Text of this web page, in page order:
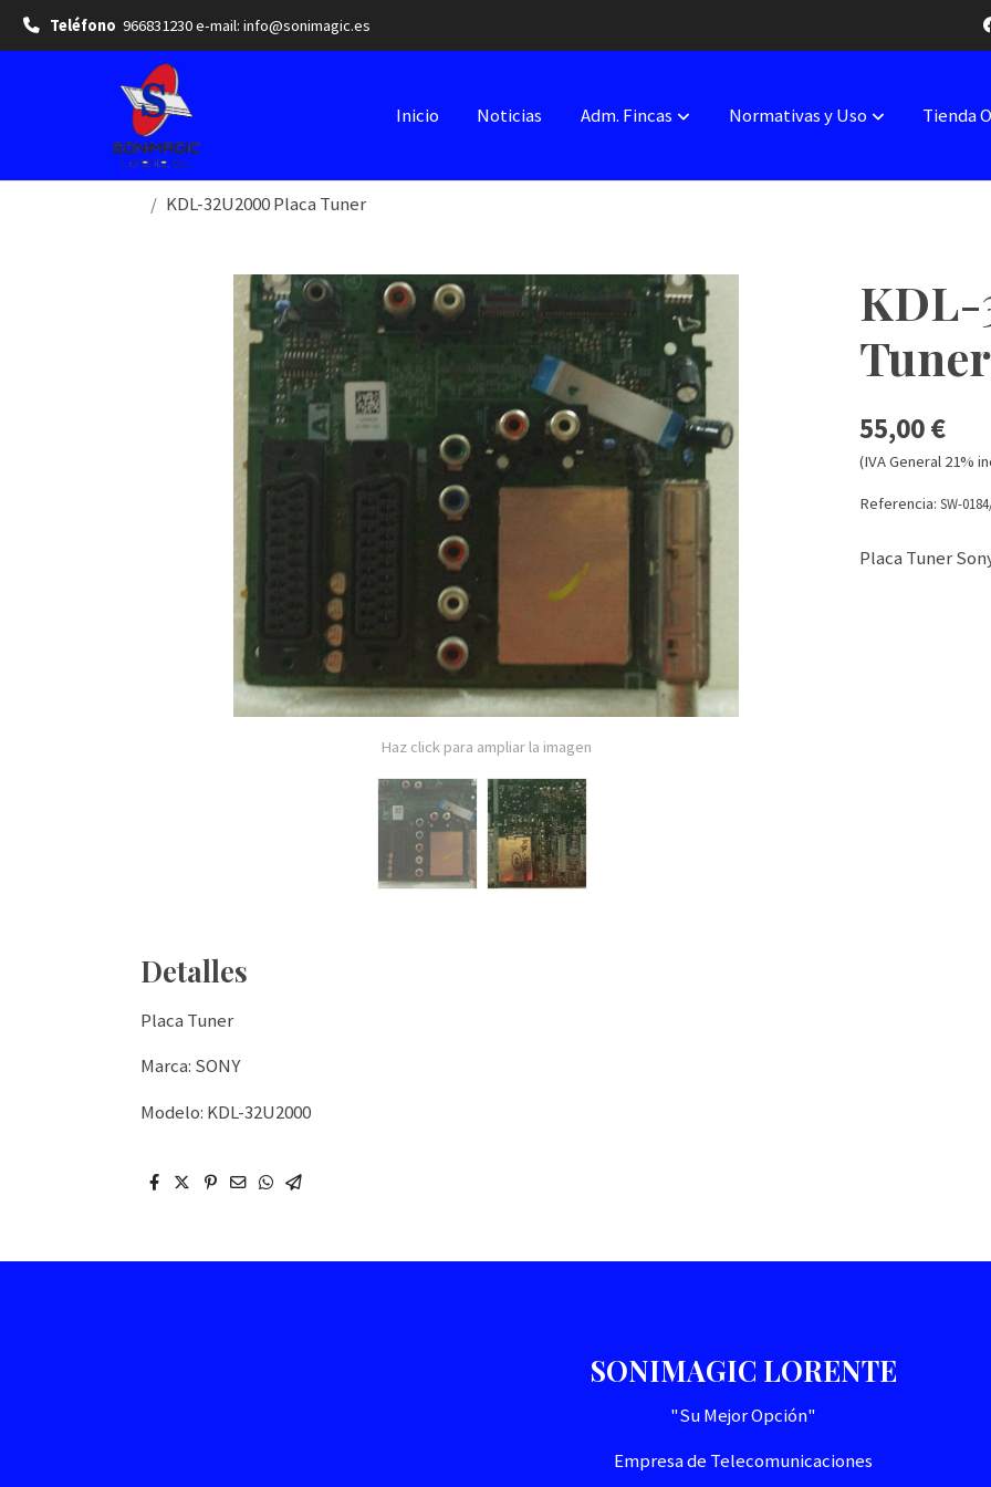
Teléfono 966831230 e-mail: info@sonimagic.es
Inicio Noticias Adm. Fincas Normativas y Uso Tienda
KDL-32U2000 Placa Tuner
Haz click para ampliar la imagen
Detalles
Placa Tuner
Marca: SONY
Modelo: KDL-32U2000
KDL-
Tuner
55,00 €
(IVA General 21%
Referencia:SW-
Placa Tuner
SONIMAGIC LORENTE
"Su Mejor Opción"
Empresa de Telecomunicaciones